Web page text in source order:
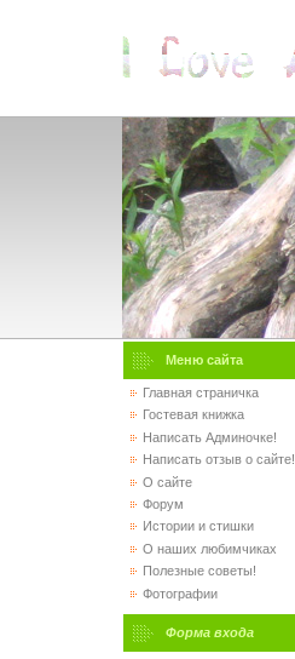
Меню сайта
Главная страничка
Гостевая книжка
Написать Админочке!
Написать отзыв о сайте!
О сайте
Форум
Истории и стишки
О наших любимчиках
Полезные советы!
Фотографии
Форма входа